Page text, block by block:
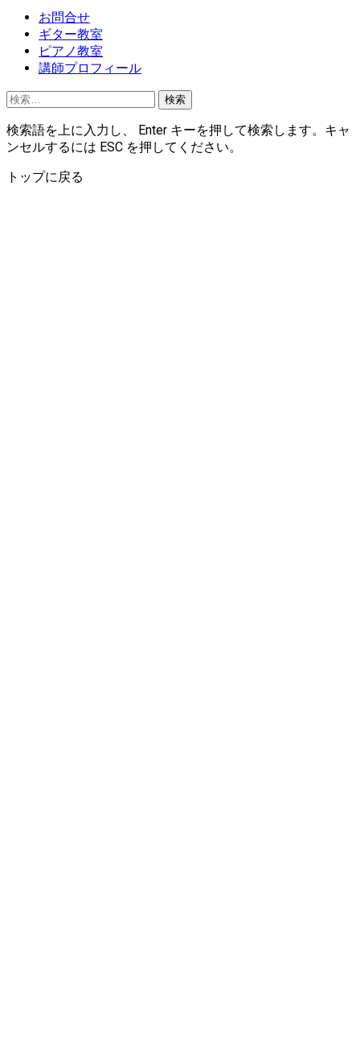
お問合せ
ギター教室
ピアノ教室
講師プロフィール
検
検索語を上に入力し、 Enter キーを押して検索します。キャ
ンセルするには ESC を押してください。
トップに戻る